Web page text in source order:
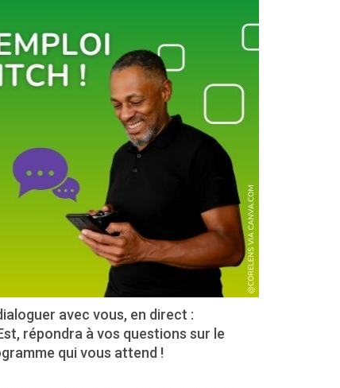
avec vous, en direct :
répondra à vos questions sur le
qui vous attend !